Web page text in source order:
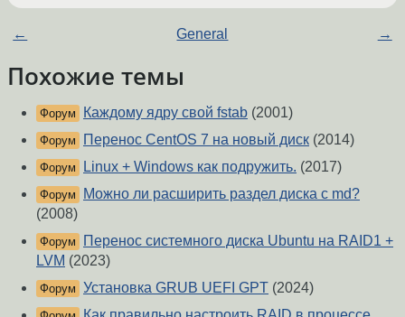
← General →
Похожие темы
Форум Каждому ядру свой fstab (2001)
Форум Перенос CentOS 7 на новый диск (2014)
Форум Linux + Windows как подружить. (2017)
Форум
Можно ли расширить раздел диска с md?
(2008)
Форум
Перенос системного диска Ubuntu на RAID1 +
LVM (2023)
Форум Установка GRUB UEFI GPT (2024)